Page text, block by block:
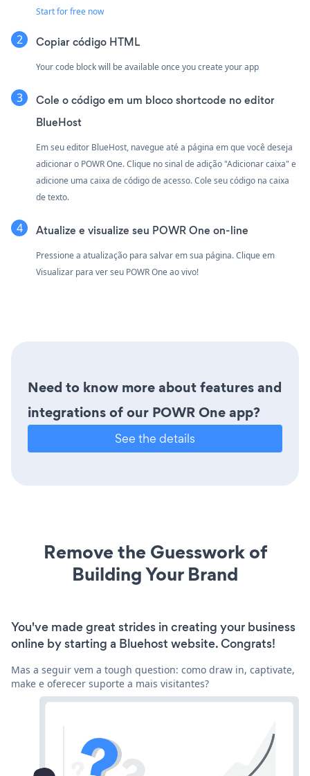
Start for free now
Copiar código HTML
Your code block will be available once you create your app
Cole o código em um bloco shortcode no editor
BlueHost
Em seu editor BlueHost, navegue até a página em que você deseja
adicionar o POWR One. Clique no sinal de adição "Adicionar caixa" e
adicione uma caixa de código de acesso. Cole seu código na caixa
de texto.
Atualize e visualize seu POWR One on-line
Pressione a atualização para salvar em sua página. Clique em
Visualizar para ver seu POWR One ao vivo!
Need to know more about features and
integrations of our POWR One app?
See the details
Remove the Guesswork of
Building Your Brand
You've made great strides in creating your business
online by starting a Bluehost website. Congrats!
Mas a seguir vem a tough question: como draw in, captivate,
make e oferecer suporte a mais visitantes?